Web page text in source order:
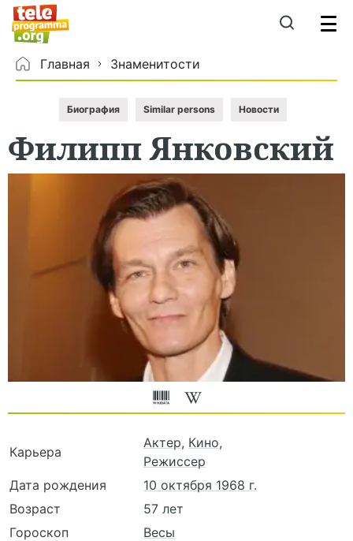
Главная Знаменитости
Биография Similar persons Новости
ФилиппЯнковский
Карьера
Актер, Кино,
Режиссер
Дата рождения
10 октября 1968 г.
Возраст
57 лет
Гороскоп
Весы